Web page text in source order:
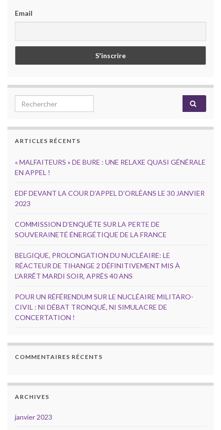
Email
Search for:
ARTICLES RÉCENTS
« MALFAITEURS » DE BURE : UNE RELAXE QUASI GÉNÉRALE
EN APPEL !
EDF DEVANT LA COUR D’APPEL D’ORLÉANS LE 30 JANVIER
2023
COMMISSION D’ENQUÊTE SUR LA PERTE DE
SOUVERAINETÉ ÉNERGÉTIQUE DE LA FRANCE
BELGIQUE, PROLONGATION DU NUCLÉAIRE: LE
RÉACTEUR DE TIHANGE 2 DÉFINITIVEMENT MIS À
L’ARRÊT MARDI SOIR, APRÈS 40 ANS
POUR UN RÉFÉRENDUM SUR LE NUCLÉAIRE MILITARO-
CIVIL : NI DÉBAT TRONQUÉ, NI SIMULACRE DE
CONCERTATION !
COMMENTAIRES RÉCENTS
ARCHIVES
janvier 2023